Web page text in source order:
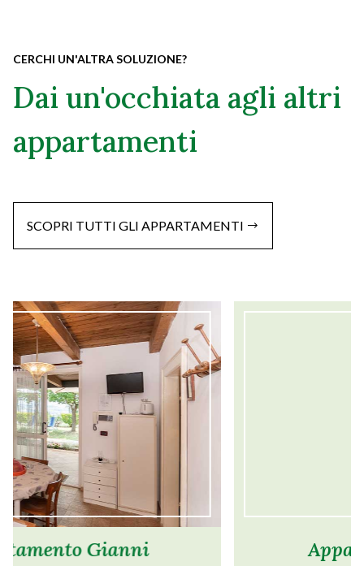
CERCHI UN'ALTRA SOLUZIONE?
Dai un'occhiata agli altri
appartamenti
SCOPRI TUTTI GLI APPARTAMENTI
Appartamento Lillina